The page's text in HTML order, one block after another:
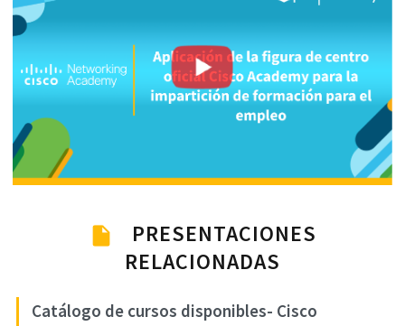
PRESENTACIONES
RELACIONADAS
Catálogo de cursos disponibles- Cisco